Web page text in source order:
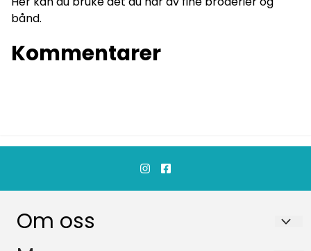
bånd.
Kommentarer
Om oss
barnigjen Lisbeth Bjørndal